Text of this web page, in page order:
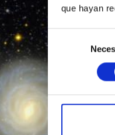
que hayan
de
consentimiento